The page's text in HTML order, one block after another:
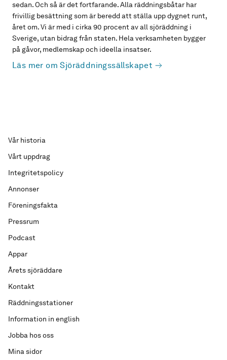
sedan. Och så är det fortfarande. Alla räddningsbåtar har
frivillig besättning som är beredd att ställa upp dygnet runt,
året om. Vi är med i cirka 90 procent av all sjöräddning i
Sverige, utan bidrag från staten. Hela verksamheten bygger
på gåvor, medlemskap och ideella insatser.
Läs mer om Sjöräddningssällskapet
Vår historia
Vårt uppdrag
Integritetspolicy
Annonser
Föreningsfakta
Pressrum
Podcast
Appar
Årets sjöräddare
Kontakt
Räddningsstationer
Information in english
Jobba hos oss
Mina sidor